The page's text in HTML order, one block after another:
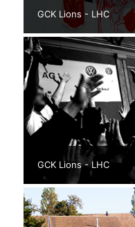
GCK Lions - LHC
GCK Lions - LHC